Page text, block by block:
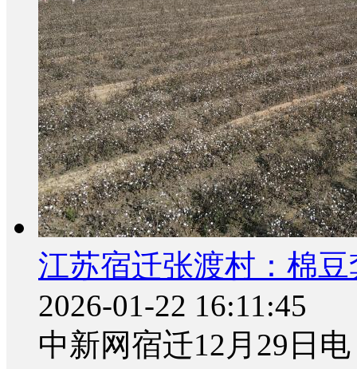
江苏宿迁张渡村：棉
2026-01-22 16:11:45
中新网宿迁12月29日